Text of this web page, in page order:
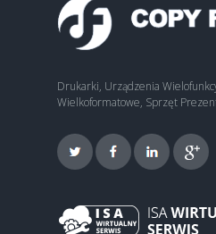
Drukarki, Urządzenia
Wielkoformatowe, Sprzęt